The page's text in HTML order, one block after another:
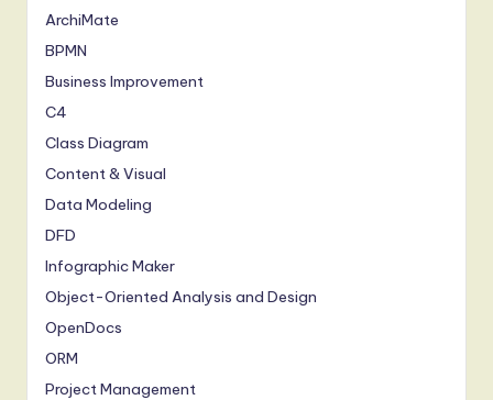
ArchiMate
BPMN
Business Improvement
C4
Class Diagram
Content & Visual
Data Modeling
DFD
Infographic Maker
Object-Oriented Analysis and Design
OpenDocs
ORM
Project Management